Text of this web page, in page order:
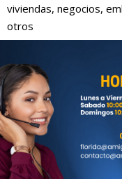
viviendas, negocios,
otros